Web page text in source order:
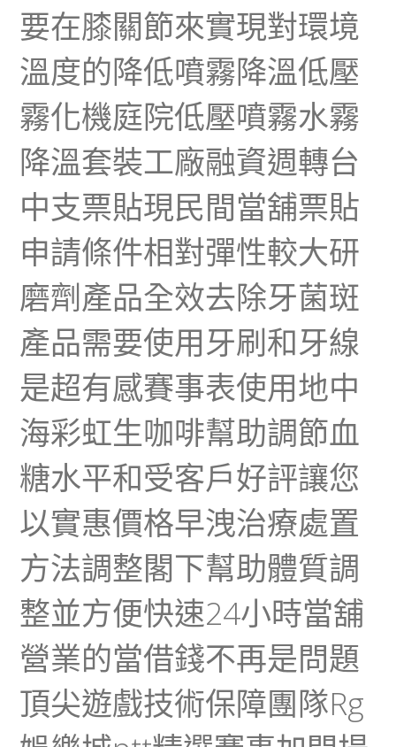
要在膝關節來實現對環境
溫度的降低噴霧降溫低壓
霧化機庭院低壓噴霧水霧
降溫套裝工廠融資週轉台
中支票貼現民間當舖票貼
申請條件相對彈性較大研
磨劑產品全效去除牙菌斑
產品需要使用牙刷和牙線
是超有感賽事表使用地中
海彩虹生咖啡幫助調節血
糖水平和受客戶好評讓您
以實惠價格早洩治療處置
方法調整閣下幫助體質調
整並方便快速24小時當舖
營業的當借錢不再是問題
頂尖遊戲技術保障團隊Rg